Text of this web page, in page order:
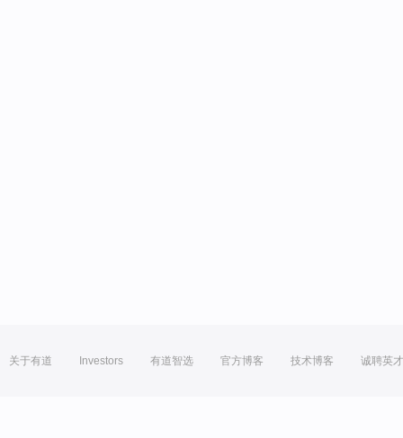
关于有道 Investors 有道智选 官方博客 技术博客 诚聘英才